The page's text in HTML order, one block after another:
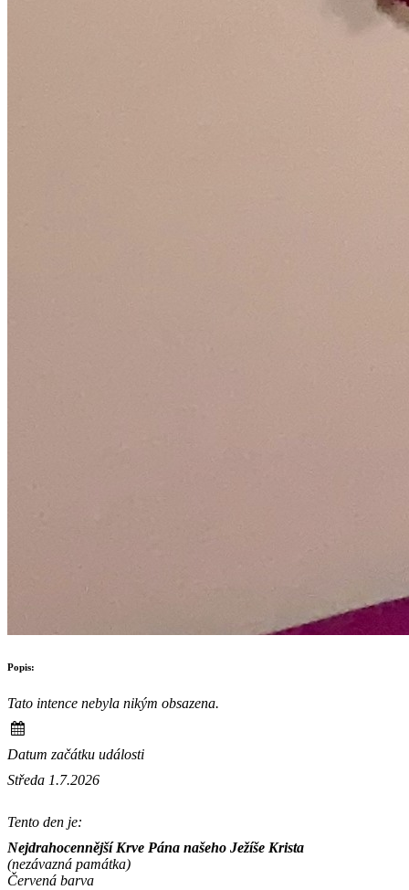
Popis:
Tato intence nebyla nikým obsazena.
Datum začátku události
Středa 1.7.2026
Tento den je:
Nejdrahocennější Krve Pána našeho Ježíše Krista
(nezávazná památka)
Červená barva